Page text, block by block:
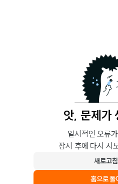
앗, 문제가
일시적인 오류
잠시 후에 다시 시
새로고
홈으로 돌